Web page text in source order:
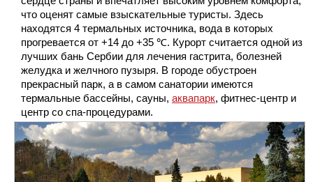
что оценят самые взыскательные туристы. Здесь
находятся 4 термальных источника, вода в которых
прогревается от +14 до +35 ℃. Курорт считается одной из
лучших бань Сербии для лечения гастрита, болезней
желудка и желчного пузыря. В городе обустроен
прекрасный парк, а в самом санатории имеются
термальные бассейны, сауны, аквапарк, фитнес-центр и
центр со спа-процедурами.